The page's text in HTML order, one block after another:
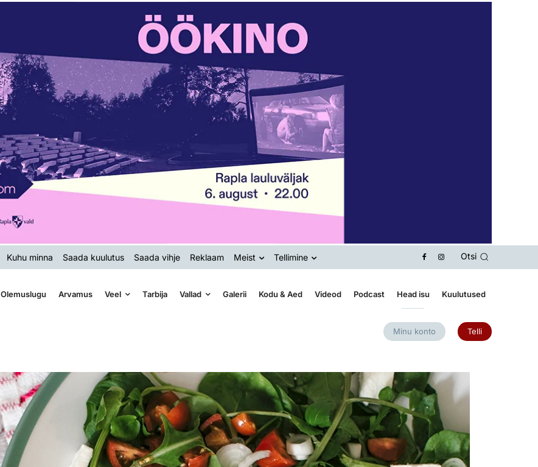
Kuhu minna Saada kuulutus Saada vihje Reklaam Meist Tellimine Otsi
Olemuslugu Arvamus Veel Tarbija Vallad Galerii Kodu & Aed Videod Podcast Head isu Kuulutused
Minu konto Telli